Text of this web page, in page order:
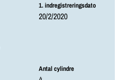
1. indregistreringsdato
20/2/2020
Antal cylindre